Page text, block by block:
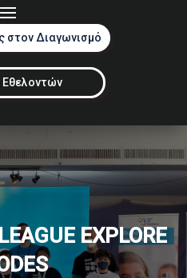
στον Διαγωνισμό
Εθελοντών
EXPLORE